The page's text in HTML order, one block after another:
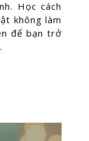
Học cách
không làm
để bạn trở